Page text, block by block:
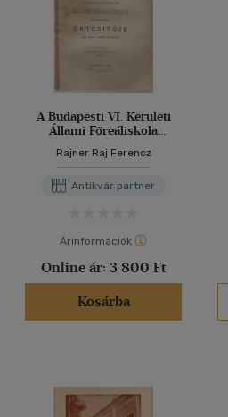
A Budapesti VI. Kerületi
Állami Főreáliskola
az 1906-1907. évről
Rajner Raj Ferencz
Antikvár partner
Árinformációk
Online ár: 3 800 Ft
Kosárba